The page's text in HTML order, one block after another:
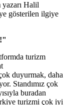
Halil
gösterilen ilgiye
turizm
duyurmak, daha
Standımız çok
buradan
turizmi çok iyi